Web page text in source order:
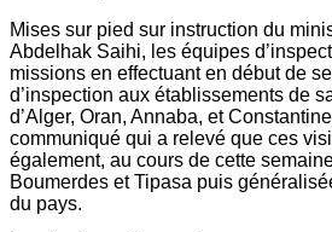
Mises sur pied sur instruction du
Abdelhak Saihi, les équipes
missions en effectuant en début de
d’inspection aux établissements de
d’Alger, Oran, Annaba, et
communiqué qui a relevé que ces
également, au cours de cette
Boumerdes et Tipasa puis
du pays.